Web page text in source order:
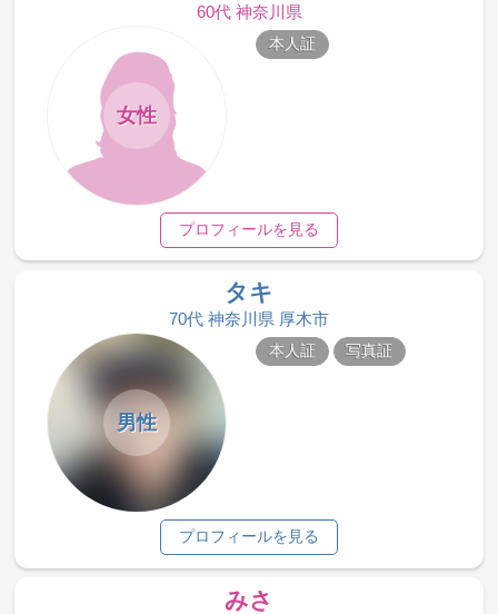
60代 神奈川県
女性
本人証
プロフィールを見る
タキ
70代 神奈川県 厚木市
男性
本人証 写真証
プロフィールを見る
みさ